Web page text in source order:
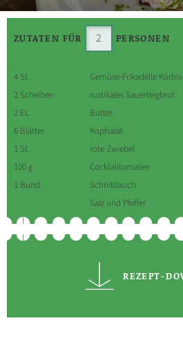
ZUTATEN FÜR PERSONEN
4 St.
Gemüse-Frikadelle
2 Scheiben
rustikales Sauerteigbrot
2 EL
Butter
6 Blätter
Kopfsalat
1 St.
rote Zwiebel
100 g
Cocktailtomaten
1 Bund
Schnittlauch
Salz und Pfeffer
REZEPT-